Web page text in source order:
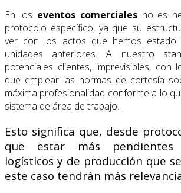
En los eventos comercialesno es
protocolo específico, ya que su
ver con los actos que hemos estado
unidades anteriores. A nuestro
potenciales clientes, imprevisibles, con
que emplear las normas de cortesía
máxima profesionalidad conforme a lo
sistema de área de trabajo.
Esto significa que, desde
que estar más pendientes
logísticos y de producción que
este caso tendrán más